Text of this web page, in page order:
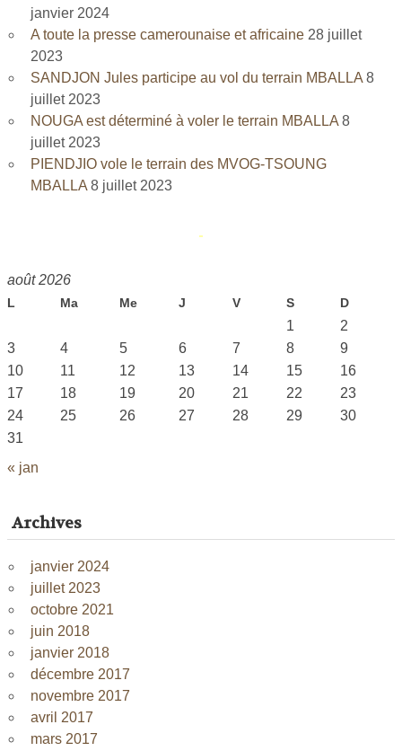
janvier 2024
A toute la presse camerounaise et africaine 28 juillet
2023
SANDJON Jules participe au vol du terrain MBALLA 8
juillet 2023
NOUGA est déterminé à voler le terrain MBALLA 8
juillet 2023
PIENDJIO vole le terrain des MVOG-TSOUNG
MBALLA 8 juillet 2023
août 2026
L Ma Me J V S D
« jan
1
2
3
4 5 6 7 8
9
10
11 12 13 14 15
16
17
18 19 20 21 22
23
24
25 26 27 28 29
30
31
Archives
janvier 2024
juillet 2023
octobre 2021
juin 2018
janvier 2018
décembre 2017
novembre 2017
avril 2017
mars 2017